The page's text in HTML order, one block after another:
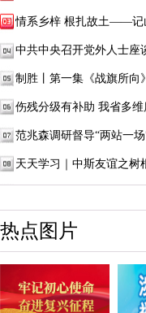
情系乡梓 根扎故土——记
中共中央召开党外人士座
制胜丨第一集《战旗所向》
伤残分级有补助 我省多维
范兆森调研督导“两站一场
天天学习｜中斯友谊之树
热点图片